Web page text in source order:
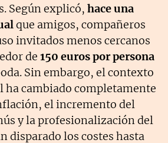
Según explicó, hace una
que amigos, compañeros
invitados menos cercanos
de 150 euros por persona
Sin embargo, el contexto
ha cambiado completamente
el incremento del
y la profesionalización del
disparado los costes hasta